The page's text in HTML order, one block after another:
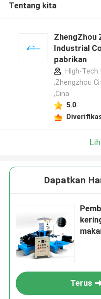
Tentang kita
ZhengZhou
Industrial
pabrikan
High-Tech
,Zhengzhou
,Cina
5.0
Dapatkan
Terus